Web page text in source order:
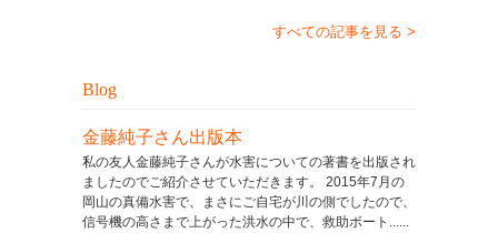
すべての記事を見る >
Blog
金藤純子さん出版本
私の友人金藤純子さんが水害についての著書を出版され
ましたのでご紹介させていただきます。 2015年7月の
岡山の真備水害で、まさにご自宅が川の側でしたので、
信号機の高さまで上がった洪水の中で、救助ボート......